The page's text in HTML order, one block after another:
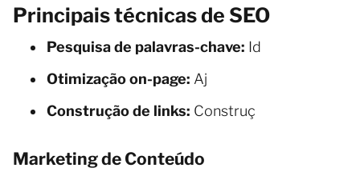
Principais técnicas de SEO
Pesquisa de palavras-chave: Id
Otimização on-page: Aj
Construção de links: Construç
Marketing de Conteúdo